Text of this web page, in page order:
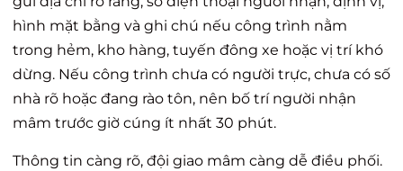
hình mặt bằng và ghi chú nếu công trình nằm
trong hẻm, kho hàng, tuyến đông xe hoặc vị trí khó
dừng. Nếu công trình chưa có người trực, chưa có số
nhà rõ hoặc đang rào tôn, nên bố trí người nhận
mâm trước giờ cúng ít nhất 30 phút.
Thông tin càng rõ, đội giao mâm càng dễ điều phối.